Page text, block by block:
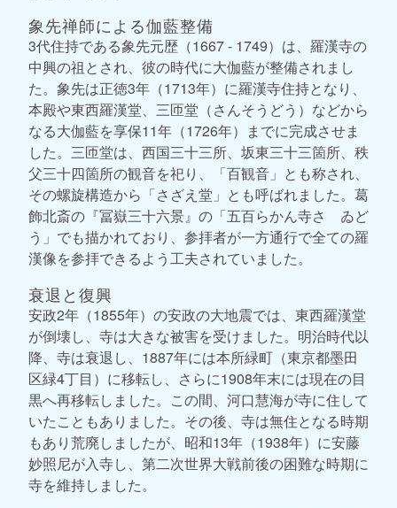
象先禅師による伽藍整備
3代住持である象先元歴（1667 - 1749）は、羅漢寺の
中興の祖とされ、彼の時代に大伽藍が整備されまし
た。象先は正徳3年（1713年）に羅漢寺住持となり、
本殿や東西羅漢堂、三匝堂（さんそうどう）などから
なる大伽藍を享保11年（1726年）までに完成させま
した。三匝堂は、西国三十三所、坂東三十三箇所、秩
父三十四箇所の観音を祀り、「百観音」とも称され、
その螺旋構造から「さざえ堂」とも呼ばれました。葛
飾北斎の『冨嶽三十六景』の「五百らかん寺さゞゐど
う」でも描かれており、参拝者が一方通行で全ての羅
漢像を参拝できるよう工夫されていました。
衰退と復興
安政2年（1855年）の安政の大地震では、東西羅漢堂
が倒壊し、寺は大きな被害を受けました。明治時代以
降、寺は衰退し、1887年には本所緑町（東京都墨田
区緑4丁目）に移転し、さらに1908年末には現在の目
黒へ再移転しました。この間、河口慧海が寺に住して
いたこともありました。その後、寺は無住となる時期
もあり荒廃しましたが、昭和13年（1938年）に安藤
妙照尼が入寺し、第二次世界大戦前後の困難な時期に
寺を維持しました。